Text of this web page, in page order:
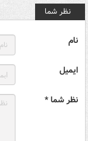
نظر شما
نام
ایمیل
نظر شما *